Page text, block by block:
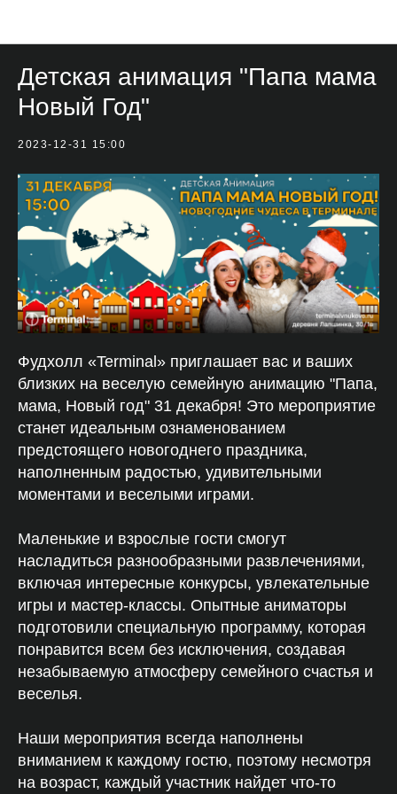
Детская анимация "Папа мама
Новый Год"
2023-12-31 15:00
Фудхолл «Terminal» приглашает вас и ваших
близких на веселую семейную анимацию "Папа,
мама, Новый год" 31 декабря! Это мероприятие
станет идеальным ознаменованием
предстоящего новогоднего праздника,
наполненным радостью, удивительными
моментами и веселыми играми.
Маленькие и взрослые гости смогут
насладиться разнообразными развлечениями,
включая интересные конкурсы, увлекательные
игры и мастер-классы. Опытные аниматоры
подготовили специальную программу, которая
понравится всем без исключения, создавая
незабываемую атмосферу семейного счастья и
веселья.
Наши мероприятия всегда наполнены
вниманием к каждому гостю, поэтому несмотря
на возраст, каждый участник найдет что-то